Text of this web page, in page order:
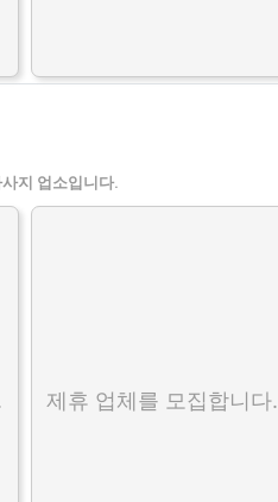
지 업소입니다.
제휴 업체를 모집합니다.